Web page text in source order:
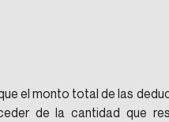
el monto total de las
de la cantidad que